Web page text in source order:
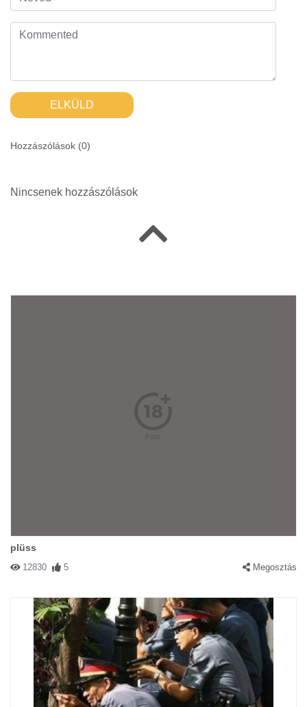
ELKÜLD
Hozzászólások (0)
Nincsenek hozzászólások
plüss
12830 5 Megosztás